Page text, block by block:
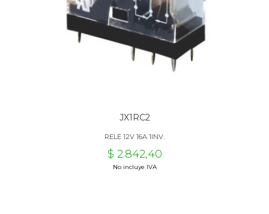
JX1RC2
RELE 12V 16A 1INV.
$ 2.842,40
No incluye IVA